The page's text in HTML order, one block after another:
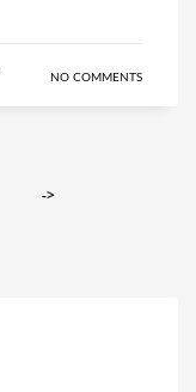
NO COMMENTS
->